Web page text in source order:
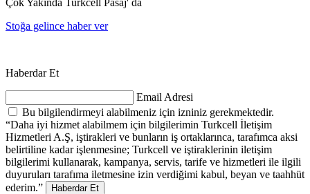
Stoğa gelince haber ver
Haberdar Et
Email Adresi
Bu bilgilendirmeyi alabilmeniz için izniniz gerekmektedir.
“Daha iyi hizmet alabilmem için bilgilerimin Turkcell İletişim
Hizmetleri A.Ş, iştirakleri ve bunların iş ortaklarınca, tarafımca aksi
belirtiline kadar işlenmesine; Turkcell ve iştiraklerinin iletişim
bilgilerimi kullanarak, kampanya, servis, tarife ve hizmetleri ile ilgili
duyuruları tarafıma iletmesine izin verdiğimi kabul, beyan ve taahhüt
ederim.”
Haberdar Et